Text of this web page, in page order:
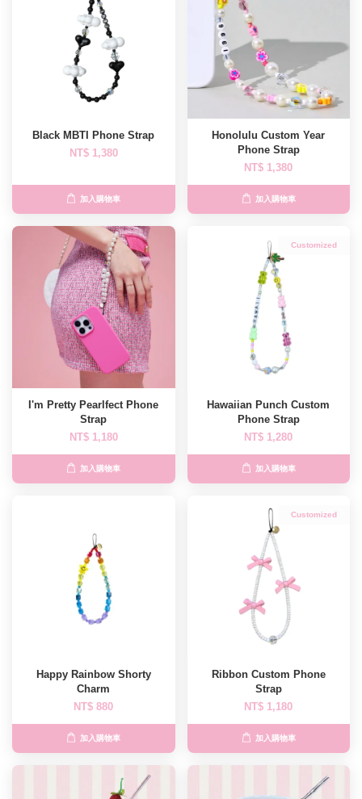
Black MBTI Phone Strap
NT$ 1,380
加入購物車
Honolulu Custom Year
Phone Strap
NT$ 1,380
加入購物車
I'm Pretty Pearlfect Phone
Strap
NT$ 1,180
加入購物車
Customized
Hawaiian Punch Custom
Phone Strap
NT$ 1,280
加入購物車
Happy Rainbow Shorty
Charm
NT$ 880
加入購物車
Customized
Ribbon Custom Phone
Strap
NT$ 1,180
加入購物車